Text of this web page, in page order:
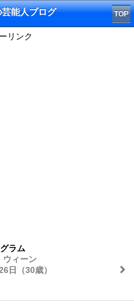
能人ブログ TOP
リンク
ラム
ウィーン
日（30歳）